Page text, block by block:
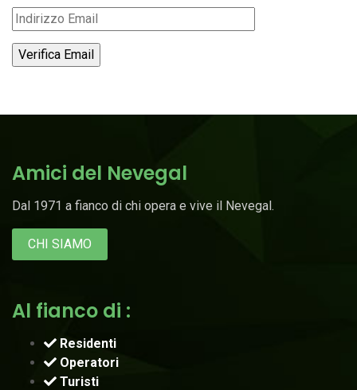
Amici del Nevegal
Dal 1971 a fianco di chi opera e vive il Nevegal.
CHI SIAMO
Al fianco di :
Residenti
Operatori
Turisti